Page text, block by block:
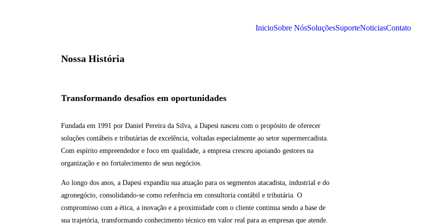
InicioSobre NósSoluçõesSuporteNoticiasContato
Nossa História
Transformando desafios em oportunidades
Fundada em 1991 por Daniel Pereira da Silva, a Dapesi nasceu com o propósito de oferecer
soluções contábeis e tributárias de excelência, voltadas especialmente ao setor supermercadista.
Com espírito empreendedor e foco em qualidade, a empresa cresceu apoiando gestores na
organização e no fortalecimento de seus negócios.
Ao longo dos anos, a Dapesi expandiu sua atuação para os segmentos atacadista, industrial e do
agronegócio, consolidando-se como referência em consultoria contábil e tributária. O
compromisso com a ética, a inovação e a proximidade com o cliente continua sendo a base de
sua trajetória, transformando conhecimento técnico em valor real para as empresas que atende.